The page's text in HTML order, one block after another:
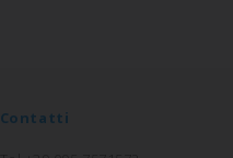
Contatti